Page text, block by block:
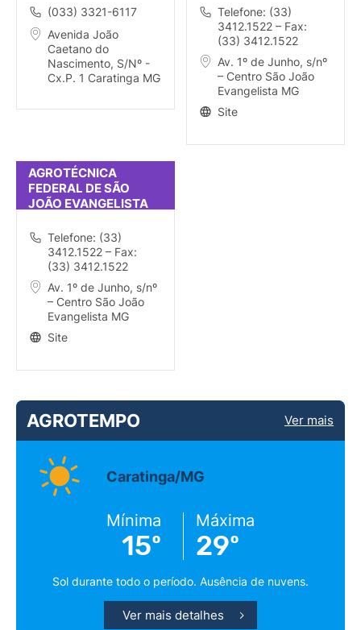
CARATINGA
(033) 3321-6117
Avenida João
Caetano do
Nascimento, S/Nº -
Cx.P. 1 Caratinga MG
Telefone: (33)
3412.1522 – Fax:
(33) 3412.1522
Av. 1º de Junho, s/nº
– Centro São João
Evangelista MG
Site
AGROTÉCNICA
FEDERAL DE SÃO
JOÃO EVANGELISTA
Telefone: (33)
3412.1522 – Fax:
(33) 3412.1522
Av. 1º de Junho, s/nº
– Centro São João
Evangelista MG
Site
AGROTEMPO Ver mais
Caratinga/MG
Mínima
15º
Máxima
29º
Sol durante todo o período. Ausência de nuvens.
Ver mais detalhes